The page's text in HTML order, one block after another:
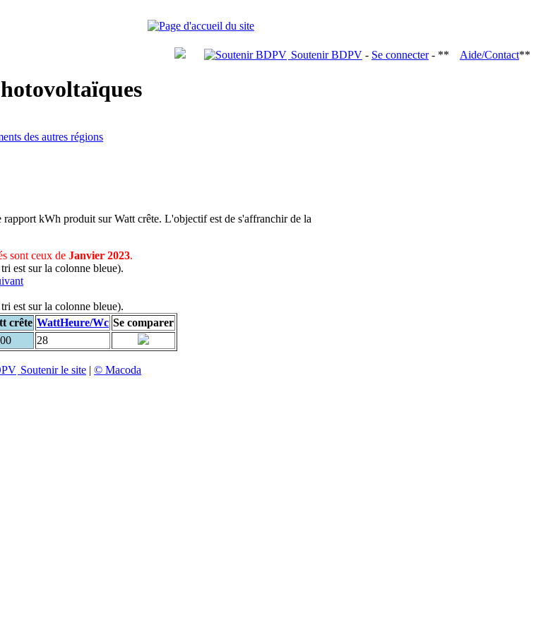
Soutenir BDPV - Se connecter- ** Aide/Contact**
des autres régions
kWh produit sur Watt crête. L'objectif est de s'affranchir de la
sont ceux de Janvier 2023.
est sur la colonne bleue).
est sur la colonne bleue).
crête WattHeure/Wc Se comparer
28
Soutenir le site | © Macoda